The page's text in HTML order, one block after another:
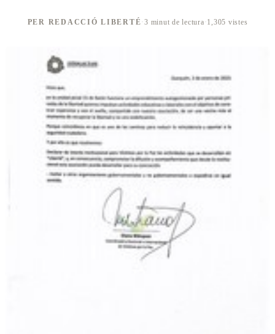
PER REDACCIÓ LIBERTÉ·3 minut de lectura·1,305 vistes